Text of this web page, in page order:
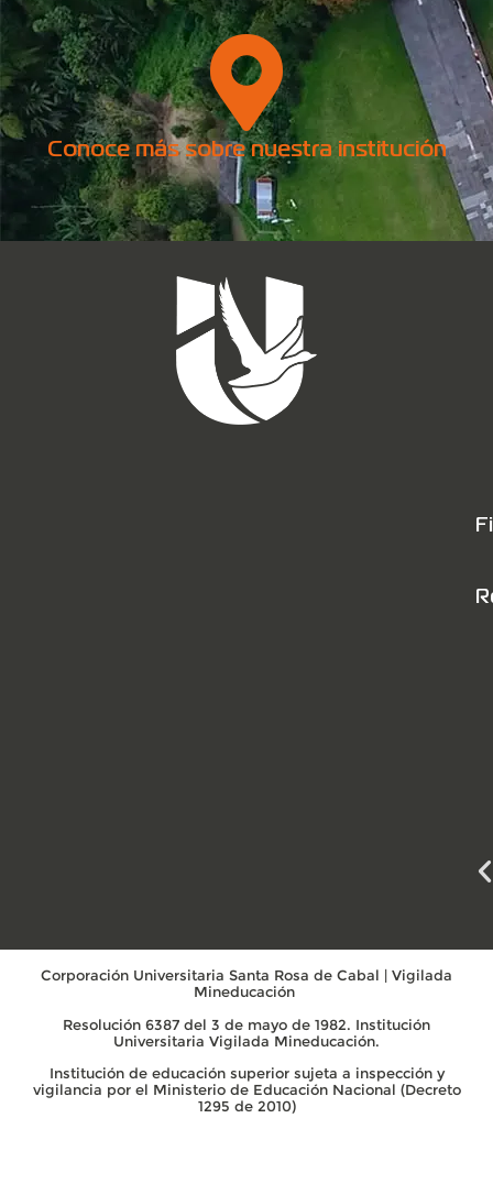
Conoce más sobre nuestra institución
Corporación Universitaria Santa Rosa de Cabal | Vigilada
Mineducación
Resolución 6387 del 3 de mayo de 1982. Institución
Universitaria Vigilada Mineducación.
Institución de educación superior sujeta a inspección y
vigilancia por el Ministerio de Educación Nacional (Decreto
1295 de 2010)